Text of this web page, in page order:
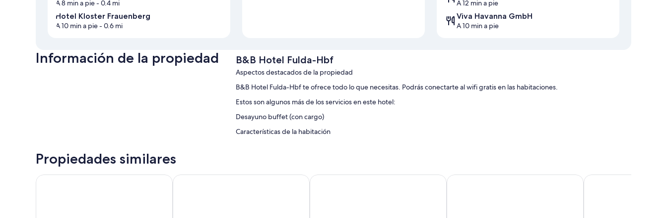
A 8 min a pie- 0.4 mi
Hotel Kloster Frauenberg
A 10 min a pie- 0.6 mi
A 12 min a pie
Viva Havanna GmbH
A 10 min a pie
Información de la propiedad B&B Hotel Fulda-Hbf
Aspectos destacados de la propiedad
B&B Hotel Fulda-Hbf te ofrece todo lo que necesitas. Podrás conectarte al wifi gratis en las habitaciones.
Estos son algunos más de los servicios en este hotel:
Desayuno buffet (con cargo)
Características de la habitación
Cortinas blackout y muros insonorizados
Propiedades similares
Hotel zur Mühle Hotel-Gasthof am Waldeck Dorint Resort & Spa Bad Brückenau NP Hotel Ullrich ibis budget Bayreuth